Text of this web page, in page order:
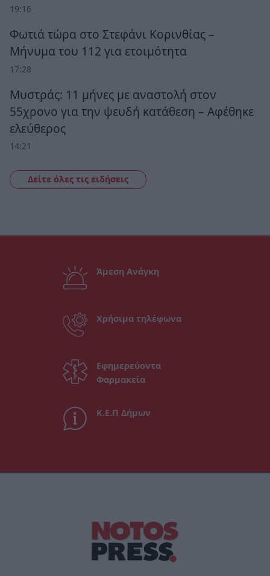
19:16
Φωτιά τώρα στο Στεφάνι Κορινθίας –
Μήνυμα του 112 για ετοιμότητα
17:28
Μυστράς: 11 μήνες με αναστολή στον
55χρονο για την ψευδή κατάθεση – Αφέθηκε
ελεύθερος
14:21
Δείτε όλες τις ειδήσεις
Άμεση Ανάγκη
Χρήσιμα τηλέφωνα
Εφημερεύοντα
Φαρμακεία
Κ.Ε.Π Δήμων